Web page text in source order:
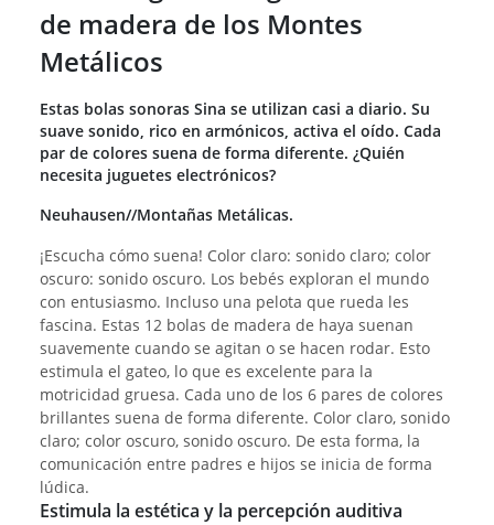
de madera de los Montes
Metálicos
Estas bolas sonoras Sina se utilizan casi a diario. Su
suave sonido, rico en armónicos, activa el oído. Cada
par de colores suena de forma diferente. ¿Quién
necesita juguetes electrónicos?
Neuhausen//Montañas Metálicas.
¡Escucha cómo suena! Color claro: sonido claro; color
oscuro: sonido oscuro. Los bebés exploran el mundo
con entusiasmo. Incluso una pelota que rueda les
fascina. Estas 12 bolas de madera de haya suenan
suavemente cuando se agitan o se hacen rodar. Esto
estimula el gateo, lo que es excelente para la
motricidad gruesa. Cada uno de los 6 pares de colores
brillantes suena de forma diferente. Color claro, sonido
claro; color oscuro, sonido oscuro. De esta forma, la
comunicación entre padres e hijos se inicia de forma
lúdica.
Estimula la estética y la percepción auditiva